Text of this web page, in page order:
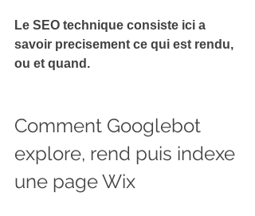
Le SEO technique consiste ici a
savoir precisement ce qui est rendu,
ou et quand.
Comment Googlebot
explore, rend puis indexe
une page Wix